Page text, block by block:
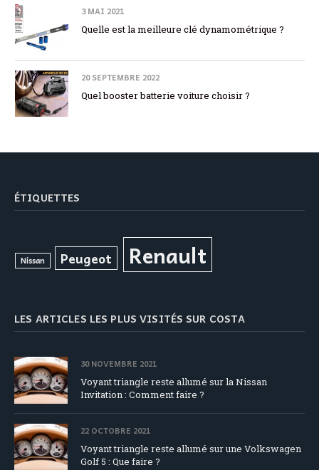
3 MAI 2021
Quelle est la meilleure clé dynamométrique ?
20 SEPTEMBRE 2022
Quel booster batterie voiture choisir ?
ÉTIQUETTES
Nissan Peugeot Renault
LES ARTICLES LES PLUS VISITÉS SUR COSTA
30 NOVEMBRE 2021
Voyant triangle reste allumé sur la Nissan
Invitation : Comment faire ?
22 OCTOBRE 2021
Voyant triangle reste allumé sur une Volkswagen
Golf 5 : Que faire ?